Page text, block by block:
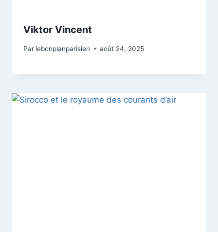
Viktor Vincent
Par lebonplanparisien août 24, 2025